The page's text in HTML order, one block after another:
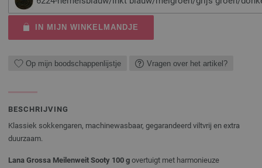
IN MIJN WINKELMANDJE
Op mijn boodschappenlijstje Vragen over het artikel?
BESCHRIJVING
Klassiek sokkengaren, machinewasbaar, gegarandeerd viltvrij en extra
duurzaam.
Lana Grossa Meilenweit Sooty 100 g overtuigt met harmonieuze